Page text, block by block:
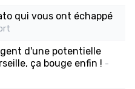
qui vous ont échappé
d'une potentielle
ça bouge enfin ! -